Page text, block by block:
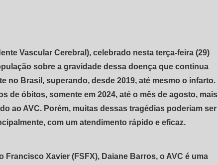
Vascular Cerebral), celebrado nesta terça-feira (29)
sobre a gravidade dessa doença que continua
no Brasil, superando, desde 2019, até mesmo o infarto.
de óbitos, somente em 2024, até o mês de agosto, mais
ao AVC. Porém, muitas dessas tragédias poderiam ser
com um atendimento rápido e eficaz.
Xavier (FSFX), Daiane Barros, o AVC é uma